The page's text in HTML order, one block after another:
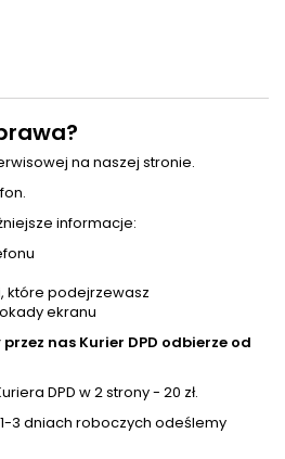
na naszej stronie.
informacje:
które podejrzewasz
ekranu
nas Kurier DPD odbierze od
DPD w 2 strony - 20 zł.
3 dniach roboczych odeślemy